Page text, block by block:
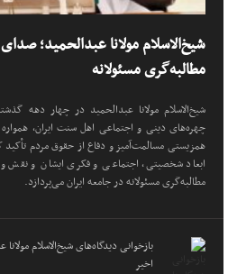
شیخ‌الاسلام مولانا عبدالحمید؛
مطالبه‌گری مسئولانه
شیخ‌الاسلام مولانا عبدالحمید در چهار دهه
چهره‌های دینی و اجتماعی اهل سنت ایران،
همزیستی مسالمت‌آمیز و دفاع از حقوق مردم
ابعاد شخصیتی، اجتماعی و فکری ایشان و نقش
مطالبه‌گری مسئولانه در جامعه ایران می‌پردازد.
بازخوانی دیدگاه‌های شیخ‌الاسلام
اخیر